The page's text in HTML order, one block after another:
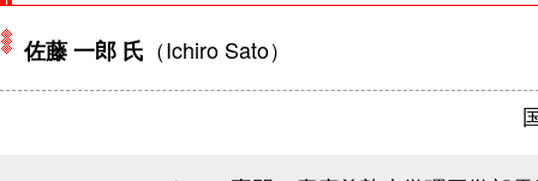
佐藤 一郎 氏 （Ichiro Sato）